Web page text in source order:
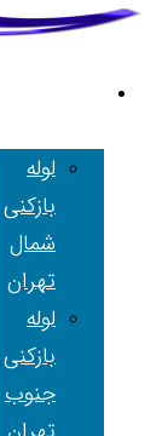
لوله
بازکنی
شمال
تهران
لوله
بازکنی
جنوب